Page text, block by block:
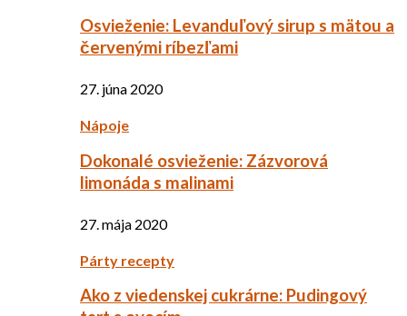
Osvieženie: Levanduľový sirup s mätou a
červenými ríbezľami
27. júna 2020
Nápoje
Dokonalé osvieženie: Zázvorová
limonáda s malinami
27. mája 2020
Párty recepty
Ako z viedenskej cukrárne: Pudingový